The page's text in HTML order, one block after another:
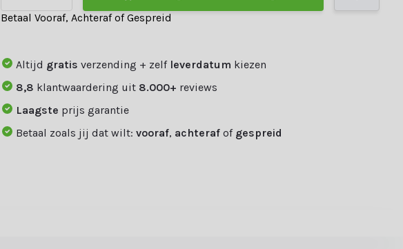
Betaal Vooraf, Achteraf of Gespreid
Altijd gratisverzending + zelf leverdatum kiezen
8,8 klantwaardering uit 8.000+ reviews
Laagste prijs garantie
Betaal zoals jij dat wilt:vooraf, achteraf of gespreid